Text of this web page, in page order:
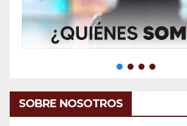
SOBRE NOSOTROS